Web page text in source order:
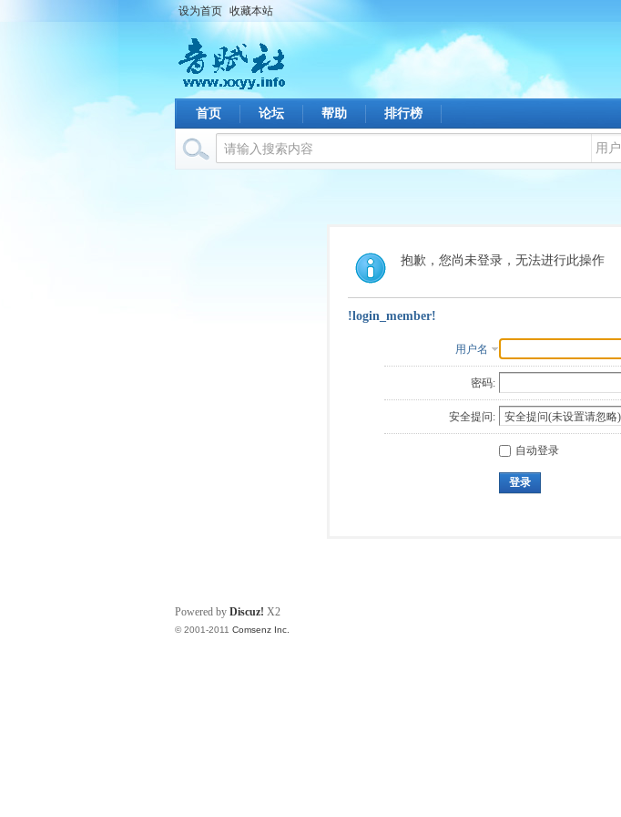
设为首页 收藏本站
首页 论坛 帮助 排行榜
用户
抱歉，您尚未登录，无法进行此操作
!login_member!
用户名
密码:
安全提问:
自动登录
登录
Powered by Discuz! X2
© 2001-2011 Comsenz Inc.